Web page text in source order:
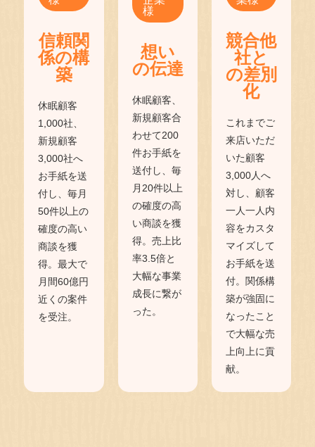
信頼関
係の構
築
休眠顧客
1,000社、
新規顧客
3,000社へ
お手紙を送
付し、毎月
50件以上の
確度の高い
商談を獲
得。最大で
月間60億円
近くの案件
を受注。
様
想い
の伝達
休眠顧客、
新規顧客合
わせて200
件お手紙を
送付し、毎
月20件以上
の確度の高
い商談を獲
得。売上比
率3.5倍と
大幅な事業
成長に繋が
った。
競合他
社と
の差別
化
これまでご
来店いただ
いた顧客
3,000人へ
対し、顧客
一人一人内
容をカスタ
マイズして
お手紙を送
付。関係構
築が強固に
なったこと
で大幅な売
上向上に貢
献。